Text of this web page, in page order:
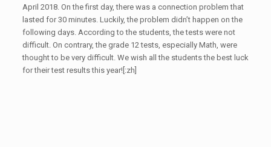
April 2018. On the first day, there was a connection problem that
lasted for 30 minutes. Luckily, the problem didn’t happen on the
following days. According to the students, the tests were not
difficult. On contrary, the grade 12 tests, especially Math, were
thought to be very difficult. We wish all the students the best luck
for their test results this year![:zh]